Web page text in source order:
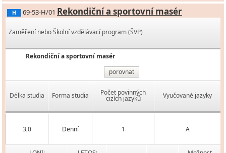
H 69-53-H/01 Rekondiční a sportovní masér
Zaměření nebo Školní vzdělávací program (ŠVP)
Rekondiční a sportovní masér
porovnat
Délka studia Forma studia Počet povinných
cizích jazyků Vyučované jazyky
3,0 Denní 1 A